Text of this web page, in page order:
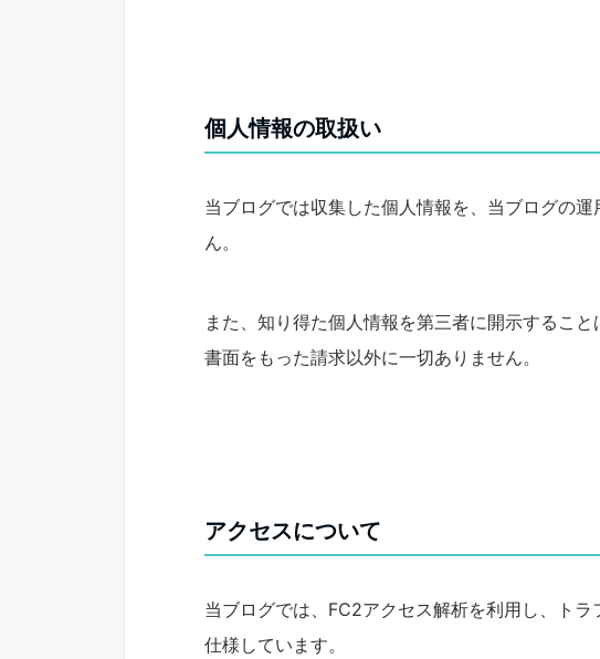
個人情報の取扱い
当ブログでは収集した個人情報を、当ブログの
ん。
また、知り得た個人情報を第三者に開示するこ
書面をもった請求以外に一切ありません。
アクセスについて
当ブログでは、FC2アクセス解析を利用し、ト
仕様しています。